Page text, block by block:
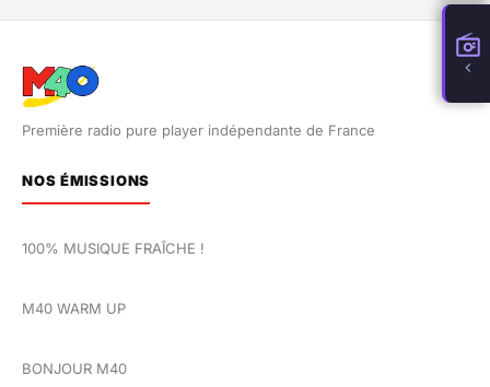
Première radio pure player indépendante de France
NOS ÉMISSIONS
100% MUSIQUE FRAÎCHE !
M40 WARM UP
BONJOUR M40